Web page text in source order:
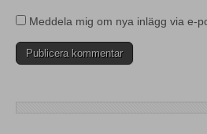
Meddela mig om nya inlägg via e-